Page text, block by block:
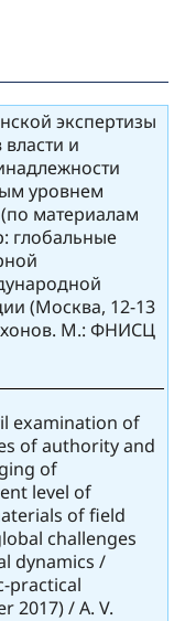
экспертизы
и
уровнем
материалам
глобальные
(Москва, 12-13
М.: ФНИСЦ
examination of
of authority and
of
level of
of field
challenges
dynamics /
practical
2017) / A. V.